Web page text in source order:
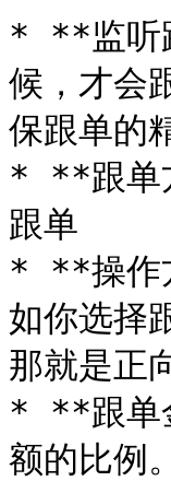
* **监听
候，才会
保跟单的
* **跟单
跟单
* **操作
如你选择
那就是正
* **跟单
额的比例